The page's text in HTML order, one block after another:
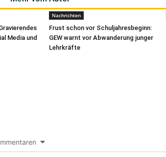
Media und
Nachrichten
Frust schon vor Schuljahresbeginn:
GEW warnt vor Abwanderung junger
Lehrkräfte